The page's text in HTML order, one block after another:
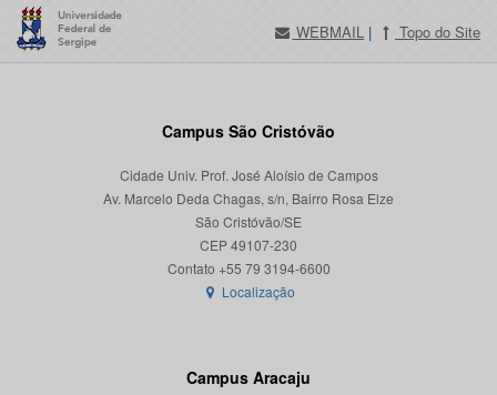
WEBMAIL | Topo do Site
Campus São Cristóvão
Cidade Univ. Prof. José Aloísio de Campos
Av. Marcelo Deda Chagas, s/n, Bairro Rosa Elze
São Cristóvão/SE
CEP 49107-230
Localização
Campus Aracaju